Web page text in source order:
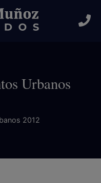
Urbanos
2012